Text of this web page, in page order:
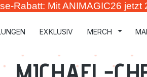
Rabatt: Mit ANIMAGIC26
EXKLUSIV MERCH